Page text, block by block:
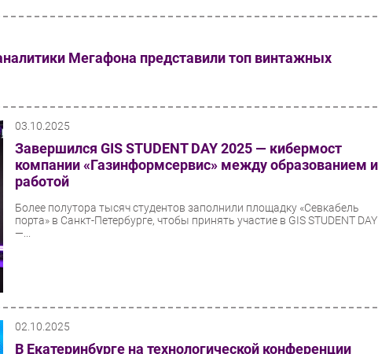
Мегафона представили топ винтажных
03.10.2025
Завершился GIS STUDENT DAY 2025 — кибермост
компании «Газинформсервис» между образованием и
работой
Более полутора тысяч студентов заполнили площадку «Севкабель
порта» в Санкт-Петербурге, чтобы принять участие в GIS STUDENT DAY
—...
02.10.2025
В Екатеринбурге на технологической конференции